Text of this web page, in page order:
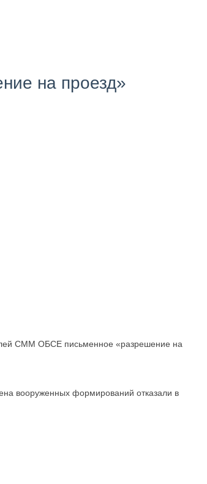
на проезд»
СММ ОБСЕ письменное «разрешение на
вооруженных формирований отказали в